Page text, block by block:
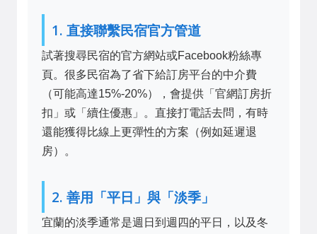
1. 直接聯繫民宿官方管道
試著搜尋民宿的官方網站或Facebook粉絲專
頁。很多民宿為了省下給訂房平台的中介費
（可能高達15%-20%），會提供「官網訂房折
扣」或「續住優惠」。直接打電話去問，有時
還能獲得比線上更彈性的方案（例如延遲退
房）。
2. 善用「平日」與「淡季」
宜蘭的淡季通常是週日到週四的平日，以及冬